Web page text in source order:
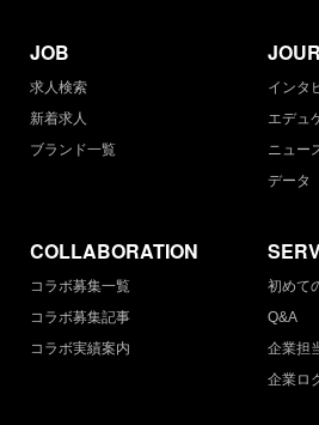
JOB
求人検索
新着求人
ブランド一覧
インタ
エデュ
ニュー
データ
COLLABORATION
コラボ募集一覧
コラボ募集記事
コラボ実績案内
初めて
Q&A
企業担
企業ロ